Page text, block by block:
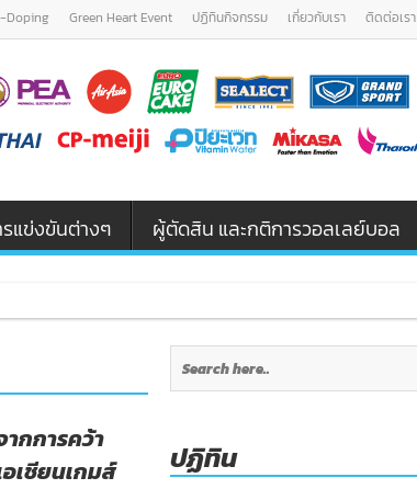
Doping Green Heart Event ปฏิทินกิจกรรม เกี่ยวกับเรา ติดต่อเรา
แข่งขันต่างๆ ผู้ตัดสิน และกติการวอลเลย์บอล
ะผู้ฝึกสอนวอลเลย์บอล รุ่น U
กการคว้า
เชียนเกมส์
ปฏิทิน